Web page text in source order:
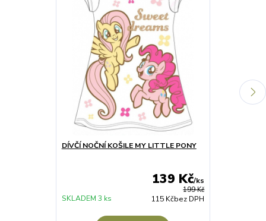
DÍVČÍ NOČNÍ KOŠILE MY LITTLE PONY
199 Kč
139 Kč/ks
115 Kčbez DPH
SKLADEM 3 ks